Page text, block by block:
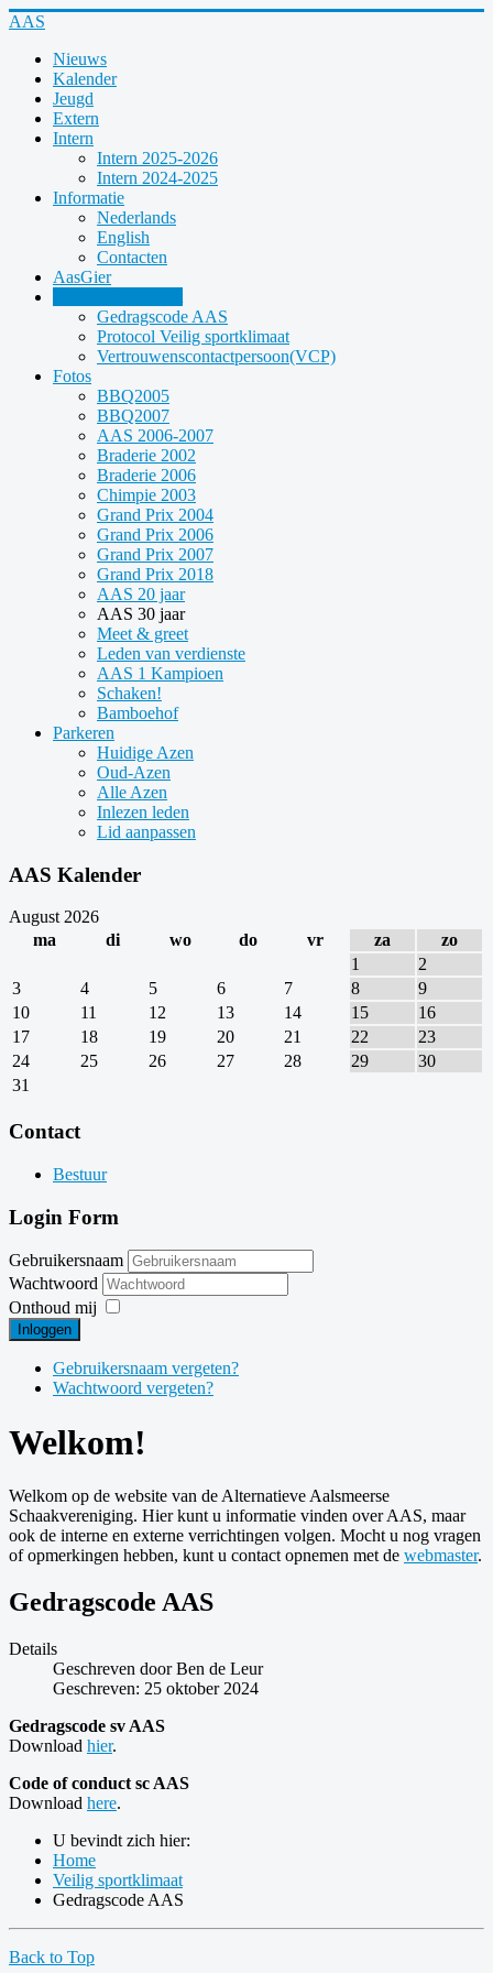
AAS
Nieuws
Kalender
Jeugd
Extern
Intern
Intern 2025-2026
Intern 2024-2025
Informatie
Nederlands
English
Contacten
AasGier
Gedragscode AAS
Protocol Veilig sportklimaat
Vertrouwenscontactpersoon(VCP)
Fotos
BBQ2005
BBQ2007
AAS 2006-2007
Braderie 2002
Braderie 2006
Chimpie 2003
Grand Prix 2004
Grand Prix 2006
Grand Prix 2007
Grand Prix 2018
AAS 20 jaar
AAS 30 jaar
Meet & greet
Leden van verdienste
AAS 1 Kampioen
Schaken!
Bamboehof
Parkeren
Huidige Azen
Oud-Azen
Alle Azen
Inlezen leden
Lid aanpassen
AAS Kalender
Year
Month
Year
Month
August 2026
ma
di wo do vr za
zo
1
2
3
4 5 6 7 8
9
10
11 12 13 14 15
16
17
18 19 20 21 22
23
24
25 26 27 28 29
30
31
Contact
Bestuur
Login Form
Gebruikersnaam
Wachtwoord
Onthoud mij
Inloggen
Gebruikersnaam vergeten?
Wachtwoord vergeten?
Welkom!
Welkom op de website van de Alternatieve Aalsmeerse
Schaakvereniging. Hier kunt u informatie vinden over AAS, maar
ook de interne en externe verrichtingen volgen. Mocht u nog vragen
of opmerkingen hebben, kunt u contact opnemen met de webmaster.
Gedragscode AAS
Details
Geschreven doorBen de Leur
Geschreven: 25 oktober 2024
Gedragscode sv AAS
Download hier.
Code of conduct sc AAS
Download here.
U bevindt zich hier:
Home
Veilig sportklimaat
Gedragscode AAS
Back to Top